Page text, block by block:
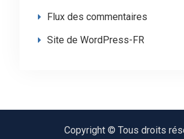
Flux des commentaires
Site de WordPress-FR
Copyright © Tous droits